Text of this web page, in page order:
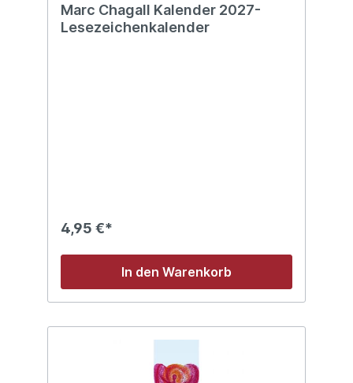
Marc Chagall Kalender 2027-
Lesezeichenkalender
4,95 €*
In den Warenkorb